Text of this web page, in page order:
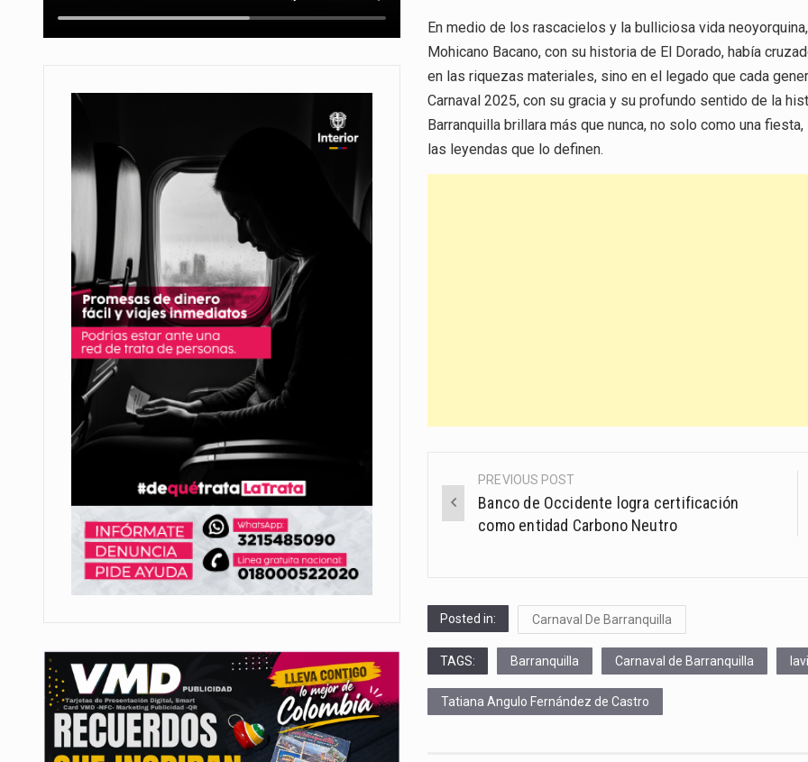
En medio de los rascacielos y la bulliciosa vida
Mohicano Bacano, con su historia de El Dorado, había
en las riquezas materiales, sino en el legado que cada
Carnaval 2025, con su gracia y su profundo sentido de la
Barranquilla brillara más que nunca, no solo como una
las leyendas que lo definen.
Post
navigation
PREVIOUS POST
Banco de Occidente logra certificación
como entidad Carbono Neutro
Posted in: Carnaval De Barranquilla
TAGS: Barranquilla Carnaval de Barranquilla
Tatiana Angulo Fernández de Castro